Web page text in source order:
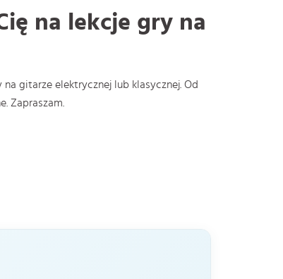
na lekcje gry na
na gitarze elektrycznej lub klasycznej. Od
Zapraszam.